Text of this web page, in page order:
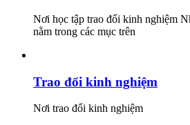
Nơi học tập trao đổi kinh nghiệm
nằm trong các mục trên
Trao đổi kinh nghiệm
Nơi trao đổi kinh nghiệm